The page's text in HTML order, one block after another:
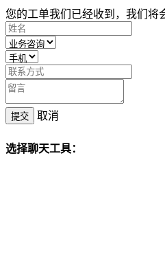
您的工单我们已经收到，我们将
提交 取消
选择聊天工具：